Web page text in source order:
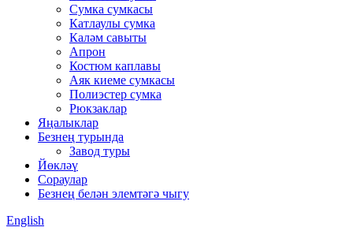
Сумка сумкасы
Катлаулы сумка
Каләм савыты
Апрон
Костюм каплавы
Аяк киеме сумкасы
Полиэстер сумка
Рюкзаклар
Яңалыклар
Безнең турында
Завод туры
Йөкләү
Сораулар
Безнең белән элемтәгә чыгу
English